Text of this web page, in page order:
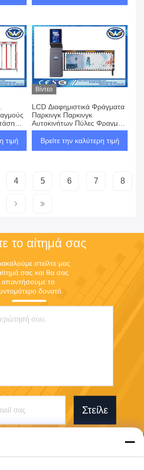
5
τιμή
Βίντεο
LCD Διαφημιστικά Φράγματα
Παρκινγκ Παρκινγκ
Αυτοκινήτων Πύλες Φραγμών
Συστήματα Φραγμών
Σχεδιασμένα για Ομαλή
Βρείτε την καλύτερη τιμή
4 5 6 7 8
το αίτημά σας
στείλτε μας
σας και θα σας
απαντήσουμε το
δυνατό.
Στείλε